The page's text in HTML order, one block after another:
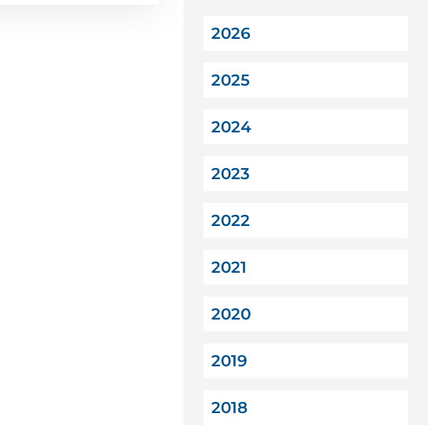
2026
2025
2024
2023
2022
2021
2020
2019
2018